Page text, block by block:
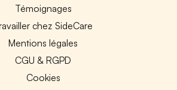
Témoignages
chez SideCare
Mentions légales
CGU & RGPD
Cookies